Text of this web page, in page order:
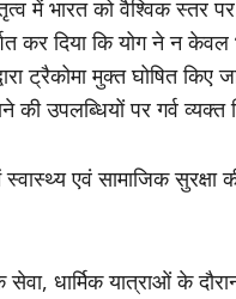
में भारत को वैश्विक स्तर
कर दिया कि योग ने न केवल
ट्रैकोमा मुक्त घोषित किए
की उपलब्धियों पर गर्व व्यक्त
एवं सामाजिक सुरक्षा
धार्मिक यात्राओं के